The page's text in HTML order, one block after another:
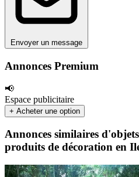
Annonces Premium
📢
Espace publicitaire
+ Acheter une option
Envoyer un message
Annonces similaires
produits de décoration en